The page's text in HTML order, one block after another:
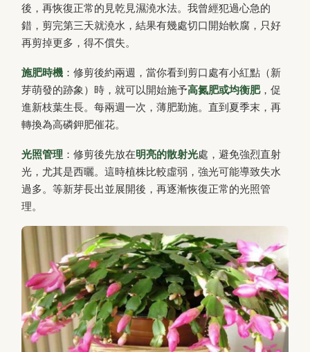
後，再恢復正常的見乾見濕澆水法。我曾經犯過心急的
錯，剪完第三天就澆水，結果有幾處切口開始軟腐，只好
再剪掉更多，得不償失。
施肥時機 ：修剪後約兩週，當你看到剪口處有小紅點（新
芽萌發的跡象）時，就可以開始施予高氮肥或均衡肥，促
進新枝葉生長。每兩週一次，薄肥勤施。直到夏季末，再
轉換為高磷鉀肥催花。
光照管理 ：修剪後先放在明亮的散射光處，避免強烈直射
光，尤其是西曬。這時植株比較虛弱，強光可能導致失水
過多。等新芽長出並展開後，再逐漸恢復正常的光照管
理。